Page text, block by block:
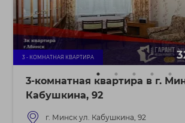
3 - КОМНАТНАЯ КВАРТИРА
3-комнатная квартира в г.
Кабушкина, 92
г. Минск ул. Кабушкина, 92